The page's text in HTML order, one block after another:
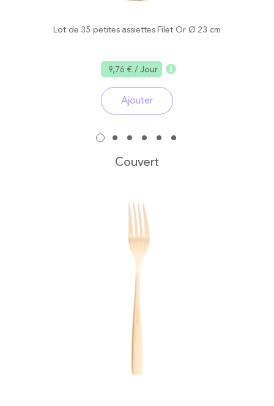
Lot de 35 petites assiettes Filet Or Ø 23 cm
9,76 €/ Jour
Ajouter
Couvert